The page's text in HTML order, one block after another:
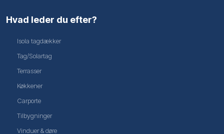
Hvad leder du efter?
Isola tagdækker
Tag/Solartag
Terrasser
Køkkener
Carporte
Tilbygninger
Vinduer & døre